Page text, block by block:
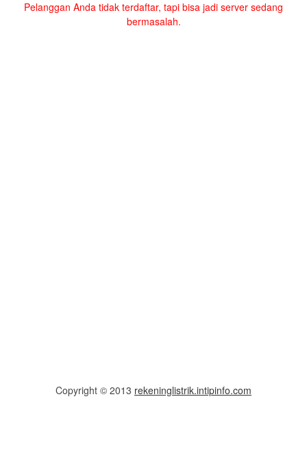
Pelanggan Anda tidak terdaftar, tapi bisa jadi server sedang
bermasalah.
Copyright © 2013 rekeninglistrik.intipinfo.com